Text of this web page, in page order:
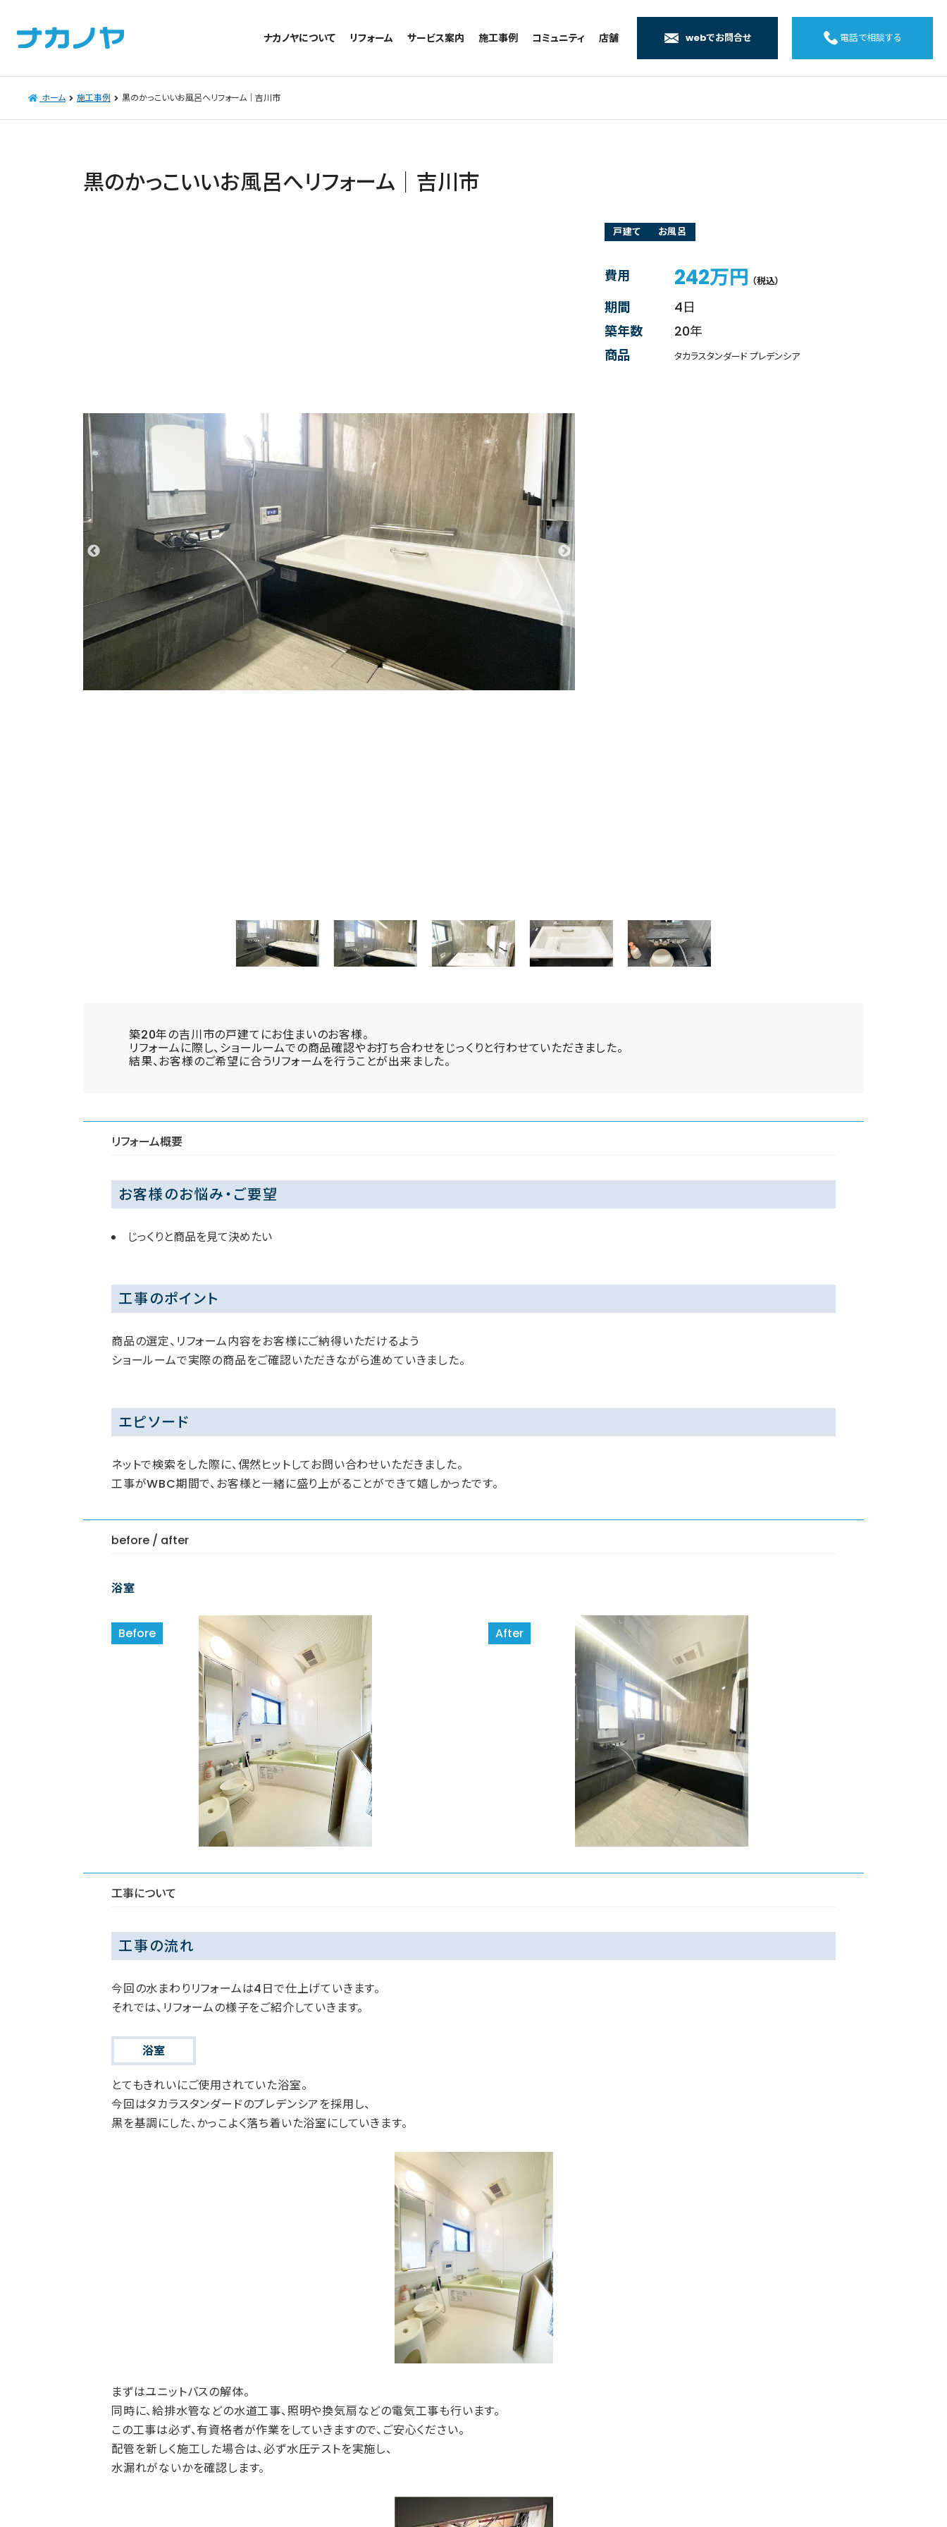
ナカノヤについて リフォーム
お風呂のリフォーム
洗面台のリフォーム
内装のリフォーム
水回りのリフォーム
サービス案内
相談室・よくある質問
施工事例
トイレの施工事例
キッチンの施工事例
コミュニティ
アルブル通信
ブログ
店舗
墨田店
日本橋店
webでお問合せ 電話で相談する
ホーム 施工事例 黒のかっこいいお風呂へリフォーム｜吉川市
黒のかっこいいお風呂へリフォーム｜吉川市
戸建て お風呂
費用 242万円 （税込）
期間
4日
築年数
20年
商品
タカラスタンダード プレデンシア
築20年の吉川市の戸建てにお住まいのお客様。
リフォームに際し、ショールームでの商品確認やお打ち合わせをじっくりと行わせていただきました。
結果、お客様のご希望に合うリフォームを行うことが出来ました。
リフォーム概要
お客様のお悩み・ご要望
じっくりと商品を見て決めたい
工事のポイント
商品の選定、リフォーム内容をお客様にご納得いただけるよう
ショールームで実際の商品をご確認いただきながら進めていきました。
エピソード
ネットで検索をした際に、偶然ヒットしてお問い合わせいただきました。
工事がWBC期間で、お客様と一緒に盛り上がることができて嬉しかったです。
before / after
浴室
工事について
工事の流れ
今回の水まわりリフォームは4日で仕上げていきます。
それでは、リフォームの様子をご紹介していきます。
浴室
とてもきれいにご使用されていた浴室。
今回はタカラスタンダードのプレデンシアを採用し、
黒を基調にした、かっこよく落ち着いた浴室にしていきます。
まずはユニットバスの解体。
同時に、給排水管などの水道工事、照明や換気扇などの電気工事も行います。
この工事は必ず、有資格者が作業をしていきますので、ご安心ください。
配管を新しく施工した場合は、必ず水圧テストを実施し、
水漏れがないかを確認します。